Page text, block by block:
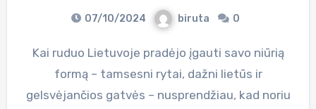
07/10/2024 biruta 0
Kai ruduo Lietuvoje pradėjo įgauti savo niūrią
formą – tamsesni rytai, dažni lietūs ir
gelsvėjančios gatvės – nusprendžiau, kad noriu